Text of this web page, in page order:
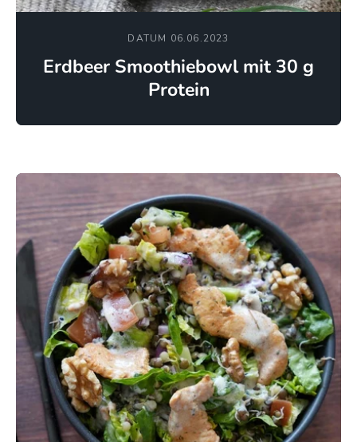
DATUM 06.06.2023
Erdbeer Smoothiebowl mit 30 g
Protein